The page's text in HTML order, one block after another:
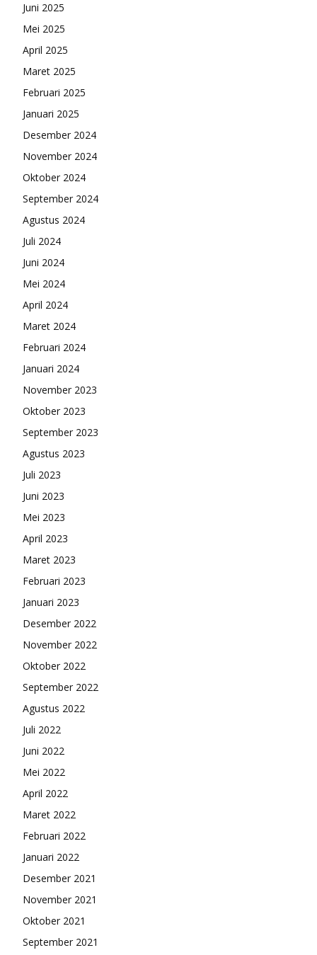
Juni 2025
Mei 2025
April 2025
Maret 2025
Februari 2025
Januari 2025
Desember 2024
November 2024
Oktober 2024
September 2024
Agustus 2024
Juli 2024
Juni 2024
Mei 2024
April 2024
Maret 2024
Februari 2024
Januari 2024
November 2023
Oktober 2023
September 2023
Agustus 2023
Juli 2023
Juni 2023
Mei 2023
April 2023
Maret 2023
Februari 2023
Januari 2023
Desember 2022
November 2022
Oktober 2022
September 2022
Agustus 2022
Juli 2022
Juni 2022
Mei 2022
April 2022
Maret 2022
Februari 2022
Januari 2022
Desember 2021
November 2021
Oktober 2021
September 2021